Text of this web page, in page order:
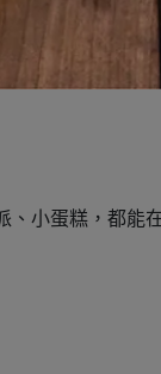
、小蛋糕，都能